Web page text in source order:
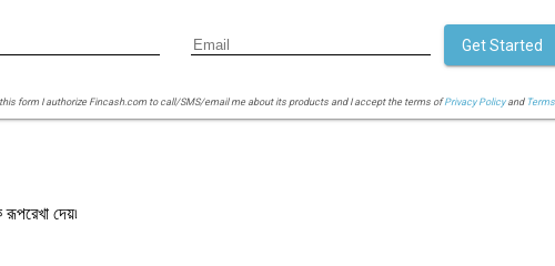
form I authorize Fincash.com to call/SMS/email me about its products and I accept the terms ofPrivacy Policyand
Get Started
দেয়৷